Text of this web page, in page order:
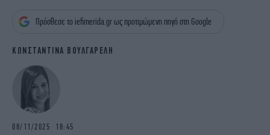
OSCARS
THE OCEAN
NEWSLETTER
Πρόσθεσε το iefimerida.gr ως προτιμώμενη πηγή στη Google
ΚΩΝΣΤΑΝΤΙΝΑ ΒΟΥΛΓΑΡΕΛΗ
08/11/2025 18:45